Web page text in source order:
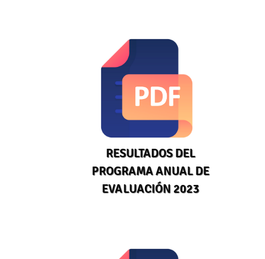
RESULTADOS DEL
PROGRAMA ANUAL DE
EVALUACIÓN 2023